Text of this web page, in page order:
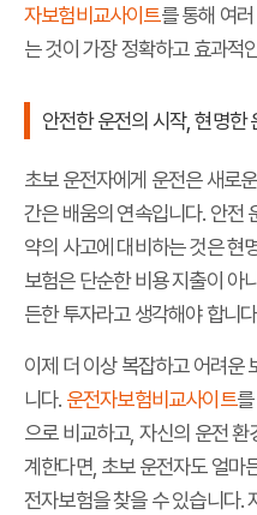
자보험비교사이트를 통해 여
는 것이 가장 정확하고 효과적
안전한 운전의 시작, 현명한
초보 운전자에게 운전은 새로
간은 배움의 연속입니다. 안전
약의 사고에 대비하는 것은 현
보험은 단순한 비용 지출이 아
든한 투자라고 생각해야 합니
이제 더 이상 복잡하고 어려운
니다. 운전자보험비교사이트
으로 비교하고, 자신의 운전
계한다면, 초보 운전자도 얼마
전자보험을 찾을 수 있습니다.